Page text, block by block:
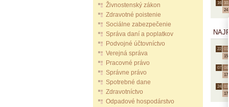
Živnostenský zákon
Zdravotné poistenie
Sociálne zabezpečenie
Správa daní a poplatkov
Podvojné účtovníctvo
Verejná správa
Pracovné právo
Správne právo
Spotrebné dane
Zdravotníctvo
Odpadové hospodárstvo
16. 10.
24
22. 01.
15
07. 08.
17
24. 03.
17